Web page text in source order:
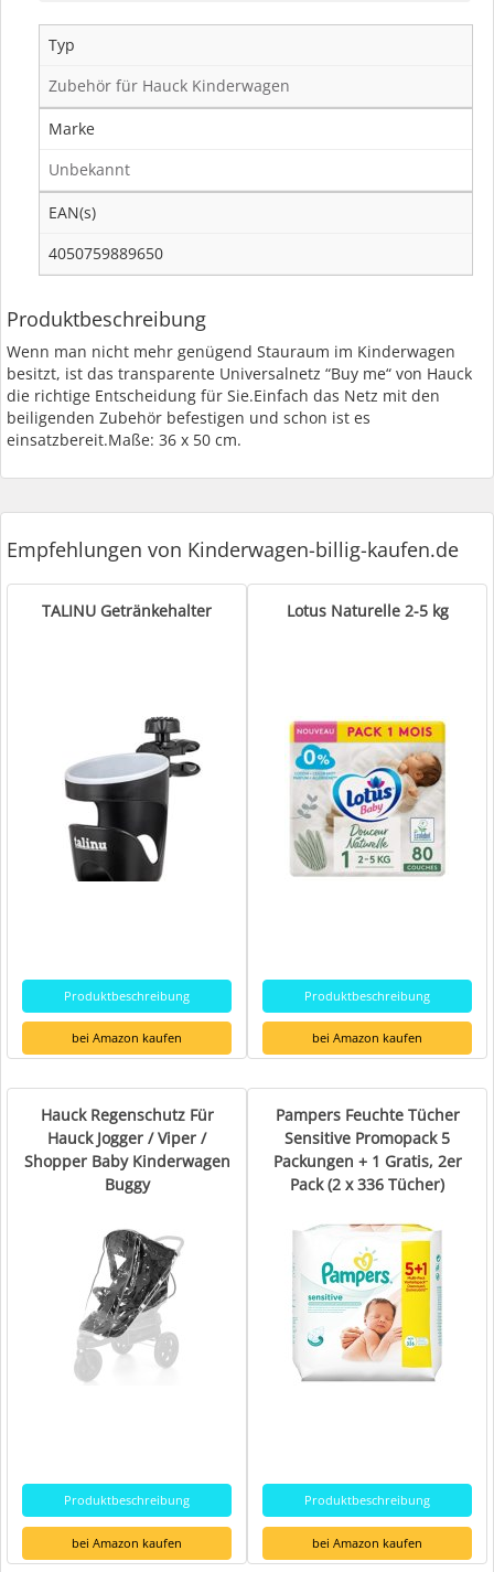
Typ
Zubehör für Hauck Kinderwagen
Marke
Unbekannt
EAN(s)
4050759889650
Produktbeschreibung
Wenn man nicht mehr genügend Stauraum im Kinderwagen
besitzt, ist das transparente Universalnetz “Buy me“ von Hauck
die richtige Entscheidung für Sie.Einfach das Netz mit den
beiligenden Zubehör befestigen und schon ist es
einsatzbereit.Maße: 36 x 50 cm.
Empfehlungen von Kinderwagen-billig-kaufen.de
TALINU Getränkehalter
Produktbeschreibung
bei Amazon kaufen
Lotus Naturelle 2-5 kg
Produktbeschreibung
bei Amazon kaufen
Hauck Regenschutz Für
Hauck Jogger / Viper /
Shopper Baby Kinderwagen
Buggy
Produktbeschreibung
bei Amazon kaufen
Pampers Feuchte Tücher
Sensitive Promopack 5
Packungen + 1 Gratis, 2er
Pack (2 x 336 Tücher)
Produktbeschreibung
bei Amazon kaufen